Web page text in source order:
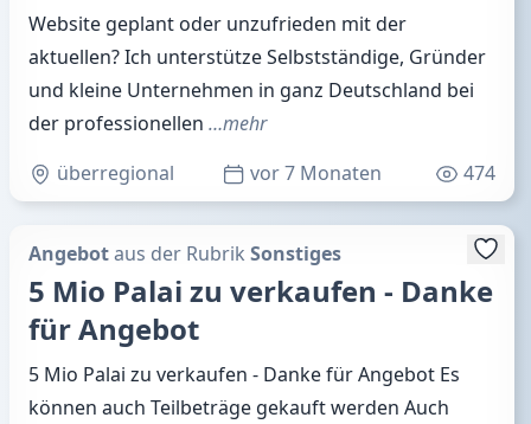
Website geplant oder unzufrieden mit der
aktuellen? Ich unterstütze Selbstständige, Gründer
und kleine Unternehmen in ganz Deutschland bei
der professionellen …mehr
überregional
vor 7 Monaten 474
Angebotaus der Rubrik Sonstiges
5 Mio Palai zu verkaufen - Danke
für Angebot
5 Mio Palai zu verkaufen - Danke für Angebot Es
können auch Teilbeträge gekauft werden Auch